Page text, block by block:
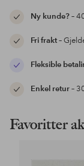
Ny kunde?–
Fri frakt–
Fleksible
Enkel retur–
Favoritter